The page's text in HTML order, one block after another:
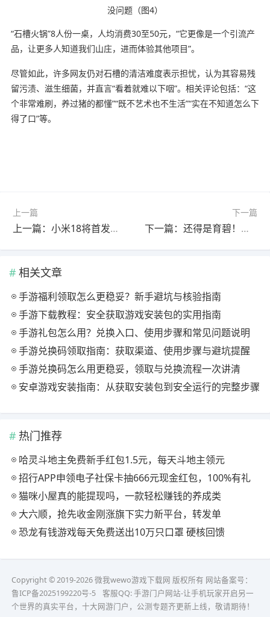
“石槽火锅”8人份一桌，人均消费30至50元，“它更像是一个引流产
品，让更多人知道我们山庄，进而体验其他项目”。
尽管如此，许多网友仍对石槽的清洁难度表示担忧，认为其容易残
留污渍、滋生细菌，并直言“看着就难以下咽”。相关评论包括：“这
个非常难刷，养过猪的都懂”“既不艺术也不生活”“实在不知道怎么下
得了口”等。
上一篇
上一篇：小米18将首发！高通骁龙8E6Pro已在路上：双剑齐发
下一篇
下一篇：还得是育碧！《刺客信条：影》入围LGBT大奖提名
相关文章
手游福利领取怎么更稳妥？新手避坑与核验指南
手游下载教程：安全获取游戏安装包的实用指南
手游礼包怎么用？兑换入口、使用步骤和常见问题说明
手游兑换码领取指南：获取渠道、使用步骤与避坑提醒
手游兑换码怎么用更稳妥，领取与兑换流程一次讲清
安卓游戏安装指南：从获取安装包到安全运行的完整步骤
热门推荐
哈灵斗地主免费新手红包1.5元，每天斗地主领元
招行APP申领电子社保卡抽666元现金红包，100%有礼
猫咪小屋真的能提现吗，一款轻松赚钱的养成类
大六顺，抢先收金刚涨旗下实力新平台，转发单
恐龙有钱游戏每天免费送出10万只口罩 硬核回馈
Copyright © 2019-2026 微我wewo游戏下载网 版权所有 网站备案号：
鲁ICP备2025199220号-5
客服QQ:手游门户网站-让手机玩家开启另一
个世界的真实平台，十大网游门户，公测专题齐更新上线，敬请期待！